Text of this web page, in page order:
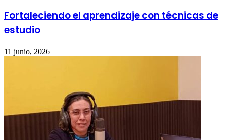
Fortaleciendo el aprendizaje con técnicas de
estudio
11 junio, 2026